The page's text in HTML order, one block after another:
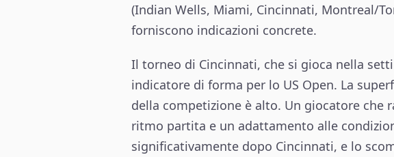
(Indian Wells, Miami, Cincinnati, Montreal/
forniscono indicazioni concrete.
Il torneo di Cincinnati, che si gioca nella
indicatore di forma per lo US Open. La
della competizione è alto. Un giocatore che
ritmo partita e un adattamento alle
significativamente dopo Cincinnati, e lo